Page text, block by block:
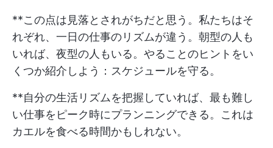
**この点は見落とされがちだと思う。私たちはそ
れぞれ、一日の仕事のリズムが違う。朝型の人も
いれば、夜型の人もいる。やることのヒントをい
くつか紹介しよう：スケジュールを守る。
**自分の生活リズムを把握していれば、最も難し
い仕事をピーク時にプランニングできる。これは
カエルを食べる時間かもしれない。